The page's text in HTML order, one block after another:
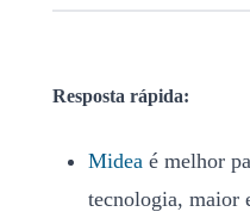
Resposta rápida:
Midea é melhor
tecnologia, maior